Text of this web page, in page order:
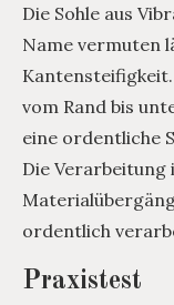
Die Sohle aus
Name vermuten
Kantensteifigkeit.
vom Rand bis
eine ordentliche
Die
ordentlich
Praxistest